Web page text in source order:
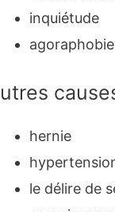
inquiétude
agoraphobie
hernie
le délire de